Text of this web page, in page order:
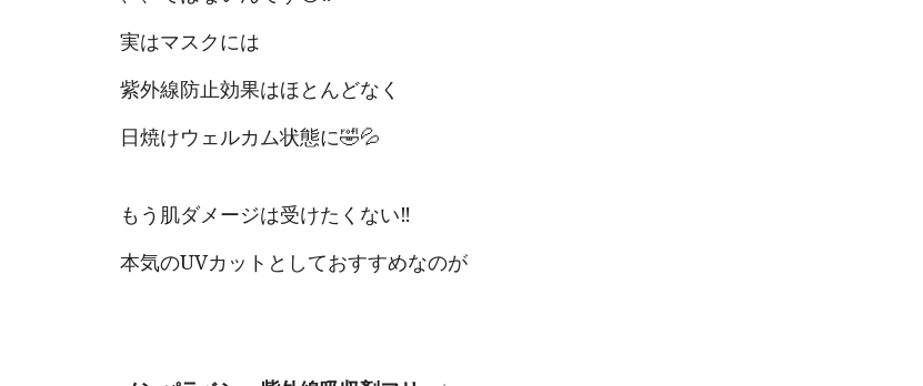
実はマスクには
紫外線防止効果はほとんどなく
日焼けウェルカム状態に🤣💦
もう肌ダメージは受けたくない‼️
本気のUVカットとしておすすめなのが